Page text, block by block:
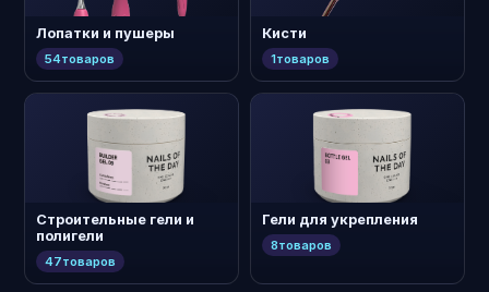
Лопатки и пушеры
54товаров
Кисти
1товаров
Строительные гели и
полигели
47товаров
Гели для укрепления
8товаров